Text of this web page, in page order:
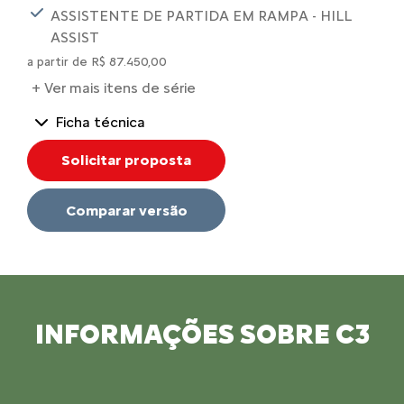
ASSISTENTE DE PARTIDA EM RAMPA - HILL
ASSIST
a partir de R$ 87.450,00
+ Ver mais itens de série
Ficha técnica
Solicitar proposta
Comparar versão
INFORMAÇÕES SOBRE C3